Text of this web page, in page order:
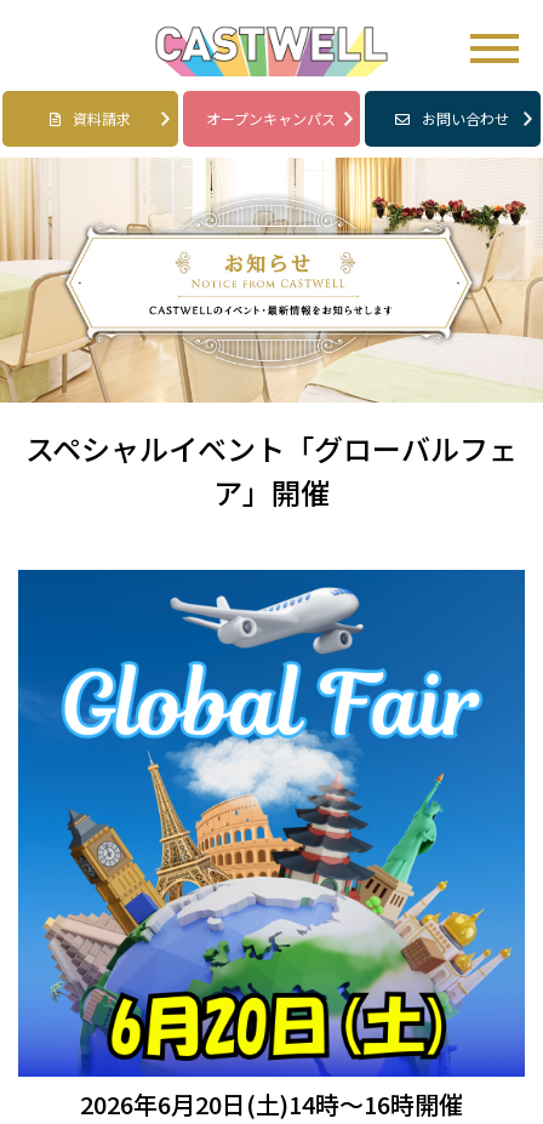
資料請求 オープンキャンパス お問い合わせ
スペシャルイベント「グローバルフェ
ア」開催
2026年6月20日(土)14時～16時開催